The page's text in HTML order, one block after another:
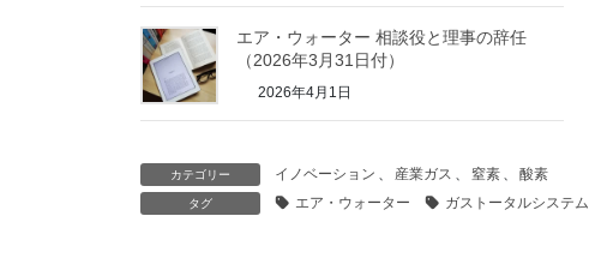
エア・ウォーター 相談役と理事の辞任
（2026年3月31日付）
2026年4月1日
カテゴリー イノベーション 、 産業ガス 、 窒素 、 酸素
タグ エア・ウォーター ガストータルシステム